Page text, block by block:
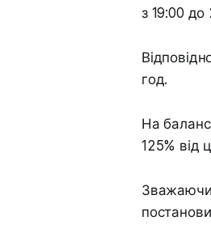
з 19:00
год.
На
125% від
Зважаючи